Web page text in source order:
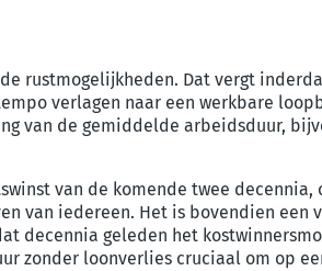
rustmogelijkheden. Dat vergt
verlagen naar een werkbare
van de gemiddelde arbeidsduur,
van d e komende twee decennia,
van iedereen. Het is bovendien een
decennia geleden het
zonder loonverlies cruciaal om op